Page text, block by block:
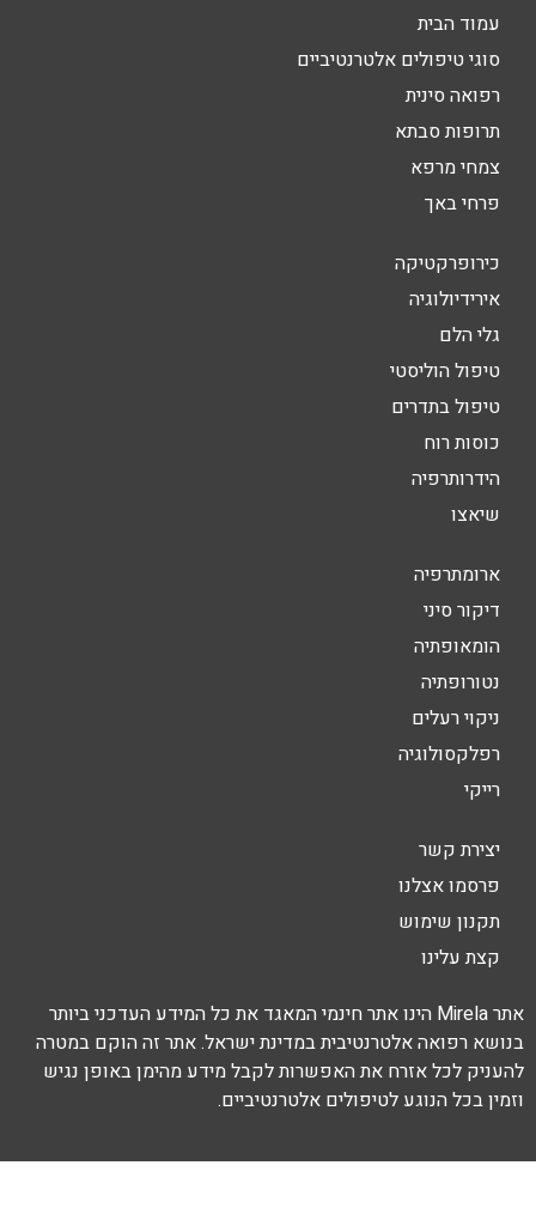
עמוד הבית
סוגי טיפולים אלטרנטיביים
רפואה סינית
תרופות סבתא
צמחי מרפא
פרחי באך
כירופרקטיקה
אירידיולוגיה
גלי הלם
טיפול הוליסטי
טיפול בתדרים
כוסות רוח
הידרותרפיה
שיאצו
ארומתרפיה
דיקור סיני
הומאופתיה
נטורופתיה
ניקוי רעלים
רפלקסולוגיה
רייקי
יצירת קשר
פרסמו אצלנו
תקנון שימוש
קצת עלינו
אתר Mirela הינו אתר חינמי המאגד את כל המידע העדכני ביותר
בנושא רפואה אלטרנטיבית במדינת ישראל. אתר זה הוקם במטרה
להעניק לכל אזרח את האפשרות לקבל מידע מהימן באופן נגיש
וזמין בכל הנוגע לטיפולים אלטרנטיביים.